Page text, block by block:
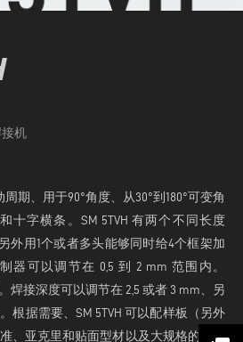
机
期、用于90°角度、从30°到180°可变角
十字横条。SM 5TVH 有两个不同长度
另外用1个或者多头能够同时给4个框架加
器可以调节在 0,5 到 2 mm 范围内。
焊接深度可以调节在 2,5 或者 3 mm、另
根据需要、SM 5TVH 可以配样板（另外
、亚克里和贴面型材以及大规格的型材